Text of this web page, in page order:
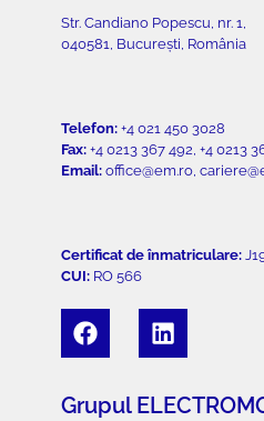
Str. Candiano Popescu, nr. 1,
040581, București, România
Telefon:+4 021 450 3028
Fax:+4 0213 367 492, +4 0213
Email:office@em.ro,
Certificat de înmatriculare:
CUI: RO 566
Grupul